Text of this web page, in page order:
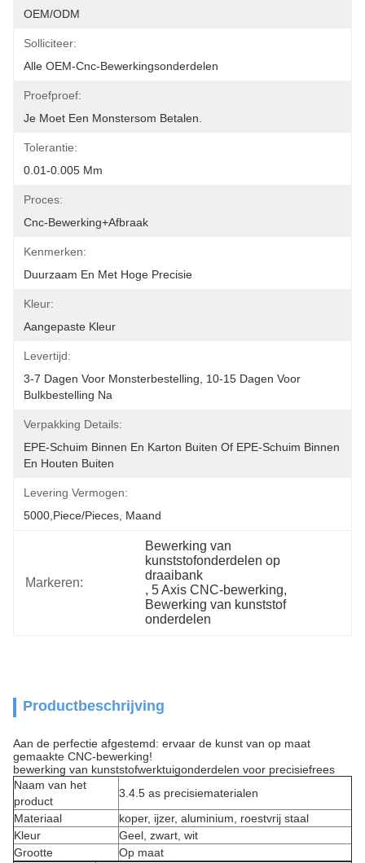
OEM/ODM
Solliciteer:
Alle OEM-Cnc-Bewerkingsonderdelen
Proefproef:
Je Moet Een Monstersom Betalen.
Tolerantie:
0.01-0.005 Mm
Proces:
Cnc-Bewerking+afbraak
Kenmerken:
Duurzaam En Met Hoge Precisie
Kleur:
Aangepaste Kleur
Levertijd:
3-7 Dagen Voor Monsterbestelling, 10-15 Dagen Voor
Bulkbestelling Na
Verpakking Details:
EPE-Schuim Binnen En Karton Buiten Of EPE-Schuim Binnen
En Houten Buiten
Levering Vermogen:
5000,Piece/Pieces, Maand
Markeren:
Bewerking van
kunststofonderdelen op
draaibank
, 5 Axis CNC-bewerking,
Bewerking van kunststof
onderdelen
Productbeschrijving
Aan de perfectie afgestemd: ervaar de kunst van op maat
gemaakte CNC-bewerking!
bewerking van kunststofwerktuigonderdelen voor precisiefrees
Naam van het
product
3.4.5 as precisiematerialen
Materiaal
koper, ijzer, aluminium, roestvrij staal
Kleur
Geel, zwart, wit
Grootte
Op maat